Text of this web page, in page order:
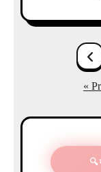
Posts
«
🔍